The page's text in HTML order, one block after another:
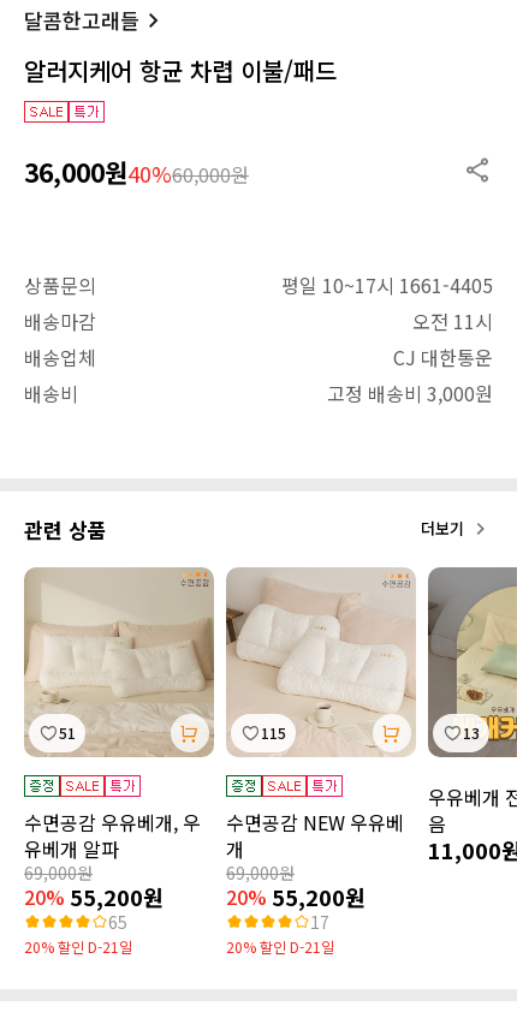
달콤한고래들
알러지케어 항균 차렵 이불/패드
36,000원40%60,000원
상품문의
평일 10~17시 1661-4405
배송마감
오전 11시
배송업체
CJ 대한통운
배송비
고정 배송비 3,000원
관련 상품 더보기
51
수면공감 우유베개, 우
유베개 알파
69,000원
20% 55,200원
65
20% 할인 D-21일
115
수면공감 NEW 우유베
개
69,000원
20% 55,200원
17
20% 할인 D-21일
13
우유베개
음
11,000원